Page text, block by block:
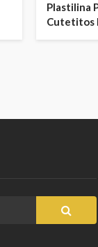
Plastilina
Cutetitos